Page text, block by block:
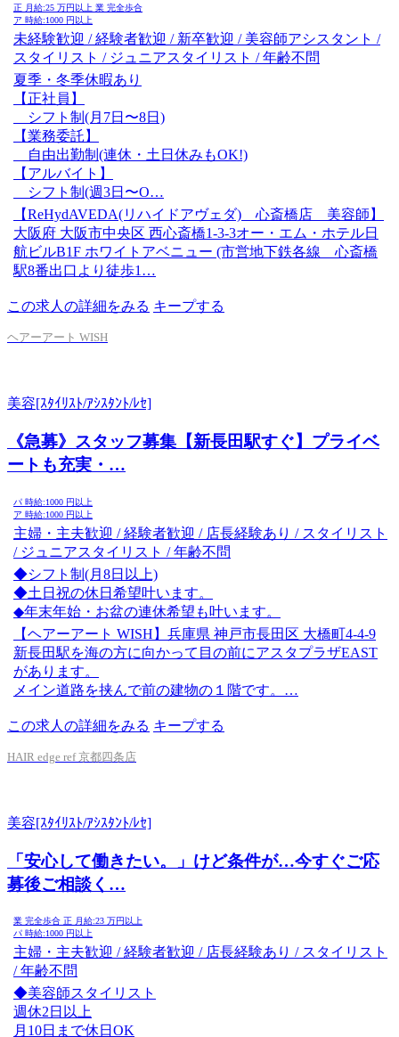
正 月給:25 万円以上 業 完全歩合
ア 時給:1000 円以上
未経験歓迎 / 経験者歓迎 / 新卒歓迎 / 美容師アシスタント /
スタイリスト / ジュニアスタイリスト / 年齢不問
夏季・冬季休暇あり
【正社員】
シフト制(月7日〜8日)
【業務委託】
自由出勤制(連休・土日休みもOK!)
【アルバイト】
シフト制(週3日〜O…
【ReHydAVEDA(リハイドアヴェダ) 心斎橋店 美容師】
大阪府 大阪市中央区 西心斎橋1-3-3オー・エム・ホテル日
航ビルB1F ホワイトアベニュー (市営地下鉄各線 心斎橋
駅8番出口より徒歩1…
この求人の詳細をみる キープする
ヘアーアート WISH
美容[ｽﾀｲﾘｽﾄ/ｱｼｽﾀﾝﾄ/ﾚｾ]
《急募》スタッフ募集【新長田駅すぐ】プライベ
ートも充実・…
パ 時給:1000 円以上
ア 時給:1000 円以上
主婦・主夫歓迎 / 経験者歓迎 / 店長経験あり / スタイリスト
/ ジュニアスタイリスト / 年齢不問
◆シフト制(月8日以上)
◆土日祝の休日希望叶います。
◆年末年始・お盆の連休希望も叶います。
【ヘアーアート WISH】兵庫県 神戸市長田区 大橋町4-4-9
新長田駅を海の方に向かって目の前にアスタプラザEAST
があります。
メイン道路を挟んで前の建物の１階です。…
この求人の詳細をみる キープする
HAIR edge ref 京都四条店
美容[ｽﾀｲﾘｽﾄ/ｱｼｽﾀﾝﾄ/ﾚｾ]
「安心して働きたい。」けど条件が…今すぐご応
募後ご相談く…
業 完全歩合 正 月給:23 万円以上
パ 時給:1000 円以上
主婦・主夫歓迎 / 経験者歓迎 / 店長経験あり / スタイリスト
/ 年齢不問
◆美容師スタイリスト
週休2日以上
月10日まで休日OK